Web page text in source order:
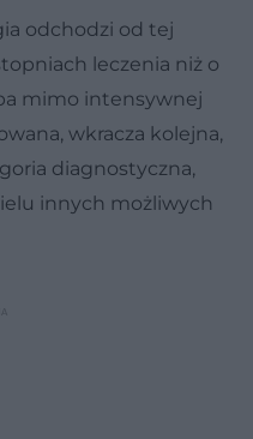
odchodzi od tej
leczenia niż o
mimo intensywnej
wkracza kolejna,
diagnostyczna,
innych możliwych